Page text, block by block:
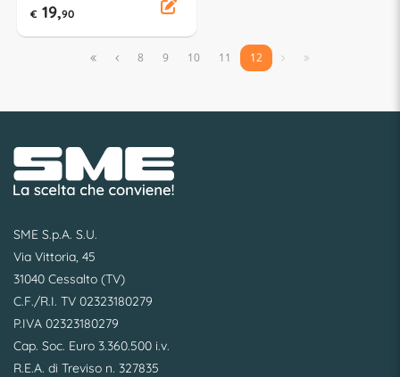
€ 19,90
  8 9 10 11 12  
SME S.p.A. S.U.
Via Vittoria, 45
31040 Cessalto (TV)
C.F./R.I. TV 02323180279
P.IVA 02323180279
Cap. Soc. Euro 3.360.500 i.v.
R.E.A. di Treviso n. 327835